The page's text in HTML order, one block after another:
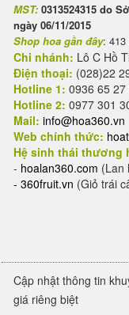
MST: 0313524315 do
ngày 06/11/2015
Shop hoa gần đây: 413
Chi nhánh: Lô C Hồ
Điện thoại: (028)22
Hotline 1: 0936 65
Hotline 2: 0977 301
Mail: info@hoa360.vn
Web chính thức:
Hệ sinh thái thương
- hoalan360.com (Lan
- 360fruit.vn (Giỏ trái
Cập nhật thông tin
giá riêng biệt